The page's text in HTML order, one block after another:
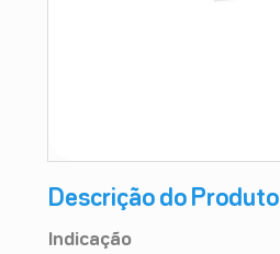
Descrição do Produto
Indicação